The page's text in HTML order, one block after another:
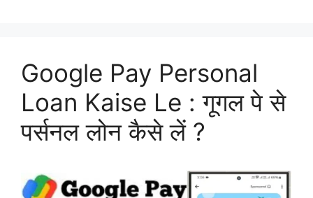
Google Pay Personal
Loan Kaise Le : गूगल पे से
पर्सनल लोन कैसे लें ?